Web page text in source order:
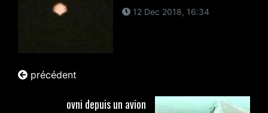
12 Dec 2018, 16:34
précédent
ovni depuis un avion